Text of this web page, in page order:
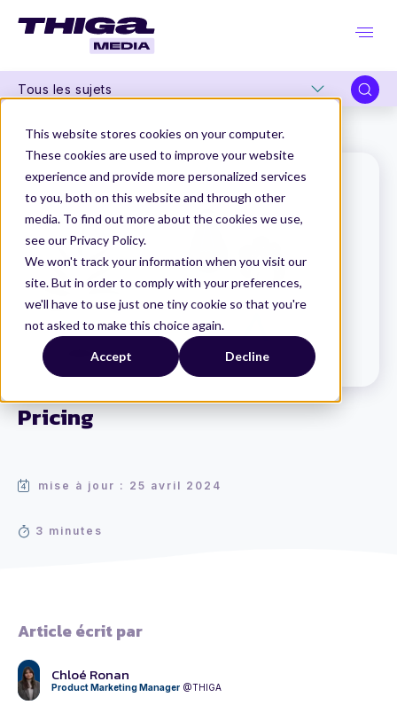
This website stores cookies on your computer.
These cookies are used to improve your website
experience and provide more personalized services
to you, both on this website and through other
media. To find out more about the cookies we use,
see our Privacy Policy.
We won't track your information when you visit our
site. But in order to comply with your preferences,
we'll have to use just one tiny cookie so that you're
not asked to make this choice again.
Accept Decline
Tous les sujets
Pricing
mise à jour : 25 avril 2024
3 minutes
Thiga Media Le Dico du Produit Pricing
Article écrit par
Chloé Ronan
Product Marketing Manager @THIGA